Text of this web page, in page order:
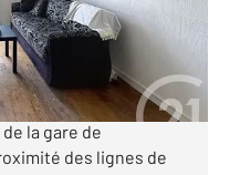
CENTURY 21
découvrir, à
la gare de
des lignes de